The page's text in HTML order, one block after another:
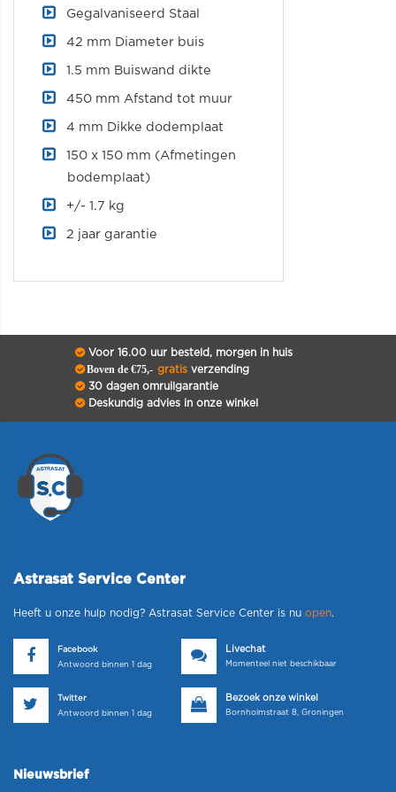
Gegalvaniseerd Staal
42 mm Diameter buis
1.5 mm Buiswand dikte
450 mm Afstand tot muur
4 mm Dikke dodemplaat
150 x 150 mm (Afmetingen
bodemplaat)
+/- 1.7 kg
2 jaar garantie
Voor 16.00 uur besteld, morgen in huis
Boven de €75,- gratisverzending
30 dagen omruilgarantie
Deskundig advies in onze winkel
Astrasat Service Center
Heeft u onze hulp nodig? Astrasat Service Center is nu open.
Facebook
Antwoord binnen 1 dag
Livechat
Momenteel niet beschikbaar
Twitter
Antwoord binnen 1 dag
Bezoek onze winkel
Bornholmstraat 8, Groningen
Nieuwsbrief